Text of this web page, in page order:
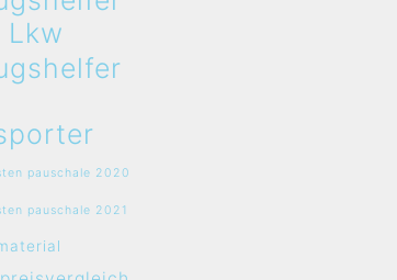
Lkw
pauschale 2020
pauschale 2021